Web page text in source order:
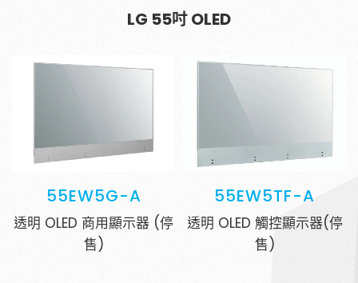
4K高畫質抗光幕系列
LG 55吋 OLED
55EW5G-A
透明 OLED 商用顯示器 (停
售)
55EW5TF-A
透明 OLED 觸控顯示器(停
售)